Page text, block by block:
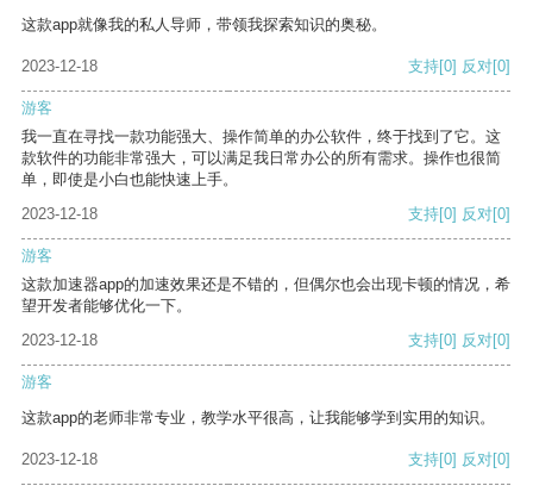
这款app就像我的私人导师，带领我探索知识的奥秘。
2023-12-18 支持[0] 反对[0]
游客
我一直在寻找一款功能强大、操作简单的办公软件，终于找到了它。这
款软件的功能非常强大，可以满足我日常办公的所有需求。操作也很简
单，即使是小白也能快速上手。
2023-12-18
支持[0] 反对[0]
游客
这款加速器app的加速效果还是不错的，但偶尔也会出现卡顿的情况，希
望开发者能够优化一下。
2023-12-18
支持[0] 反对[0]
游客
这款app的老师非常专业，教学水平很高，让我能够学到实用的知识。
2023-12-18 支持[0] 反对[0]